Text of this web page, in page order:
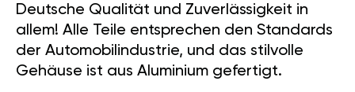
Deutsche Qualität und Zuverlässigkeit in
allem! Alle Teile entsprechen den Standards
der Automobilindustrie, und das stilvolle
Gehäuse ist aus Aluminium gefertigt.